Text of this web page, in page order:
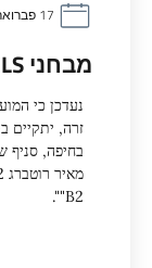
מבחני CILS יוני 2026
בחיפה, סניף
"B2".